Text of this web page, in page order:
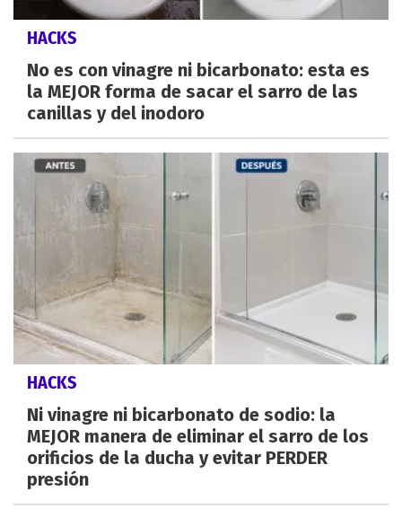
HACKS
No es con vinagre ni bicarbonato: esta es
la MEJOR forma de sacar el sarro de las
canillas y del inodoro
HACKS
Ni vinagre ni bicarbonato de sodio: la
MEJOR manera de eliminar el sarro de los
orificios de la ducha y evitar PERDER
presión